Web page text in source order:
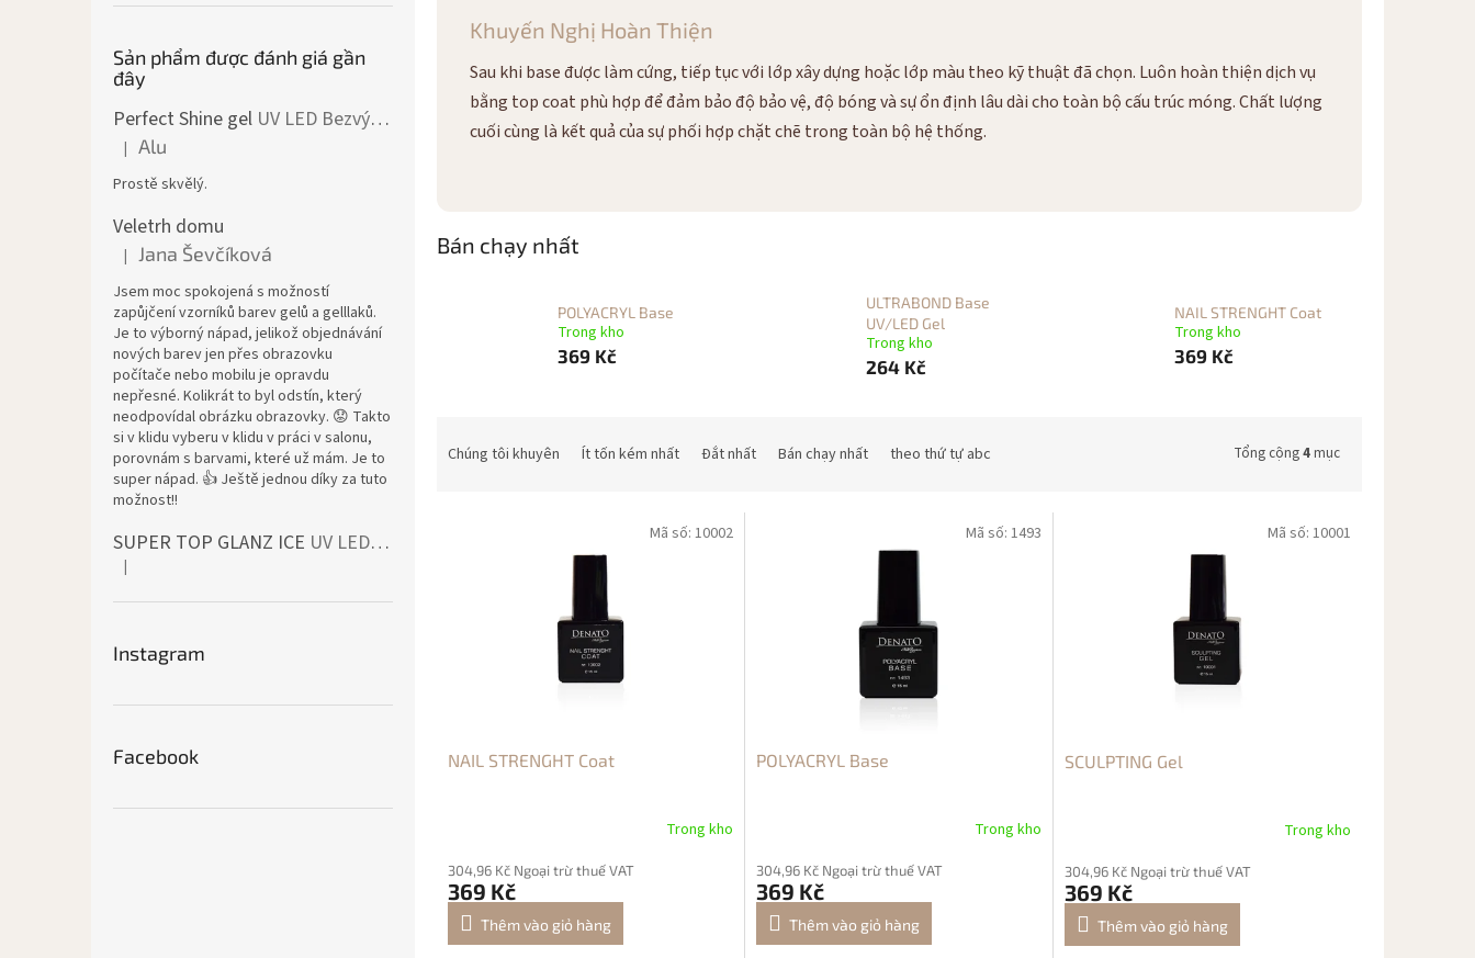
Sản phẩm được đánh giá gần
đây
Perfect Shine gel UV LED Bezvýpotkový lesk
Đánh giá sản phẩm là 5 trên 5 sao.
| Alu
Prostě skvělý.
Veletrh domu
Đánh giá sản phẩm là 5 trên 5 sao.
| Jana Ševčíková
Jsem moc spokojená s možností
zapůjčení vzorníků barev gelů a gelllaků.
Je to výborný nápad, jelikož objednávání
nových barev jen přes obrazovku
počítače nebo mobilu je opravdu
nepřesné. Kolikrát to byl odstín, který
neodpovídal obrázku obrazovky. 😟 Takto
si v klidu vyberu v klidu v práci v salonu,
porovnám s barvami, které už mám. Je to
super nápad. 👍 Ještě jednou díky za tuto
možnost!!
SUPER TOP GLANZ ICE UV LED bezvýpotkový vrchní lesk
Đánh giá sản phẩm là 4 trên 5 sao.
|
Instagram
Facebook
Khuyến Nghị Hoàn Thiện
Sau khi base được làm cứng, tiếp tục với lớp xây dựng hoặc lớp màu theo kỹ thuật đã chọn. Luôn hoàn thiện dịch vụ
bằng top coat phù hợp để đảm bảo độ bảo vệ, độ bóng và sự ổn định lâu dài cho toàn bộ cấu trúc móng. Chất lượng
cuối cùng là kết quả của sự phối hợp chặt chẽ trong toàn bộ hệ thống.
Bán chạy nhất
POLYACRYL Base
Trong kho
369 Kč
ULTRABOND Base
UV/LED Gel
Trong kho
264 Kč
NAIL STRENGHT Coat
Trong kho
369 Kč
h
m
Chúng tôi khuyên Ít tốn kém nhất Đắt nhất Bán chạy nhất theo thứ tự abc Tổng cộng4mục
m
NAIL STRENGHT Coat
Trong kho
304,96 Kč Ngoại trừ thuế VAT
369 Kč
Thêm vào giỏ hàng
Mã số: 10002
POLYACRYL Base
Trong kho
304,96 Kč Ngoại trừ thuế VAT
369 Kč
Thêm vào giỏ hàng
Mã số: 1493
SCULPTING Gel
Trong kho
304,96 Kč Ngoại trừ thuế VAT
369 Kč
Thêm vào giỏ hàng
Mã số: 10001